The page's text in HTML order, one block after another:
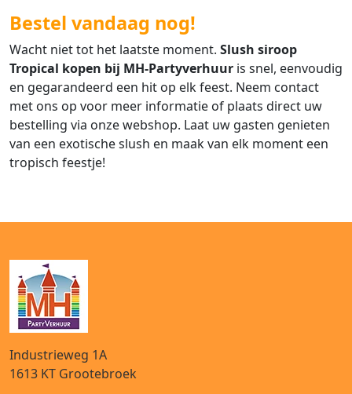
Bestel vandaag nog!
Wacht niet tot het laatste moment. Slush siroop
Tropical kopen bij MH-Partyverhuur is snel, eenvoudig
en gegarandeerd een hit op elk feest. Neem contact
met ons op voor meer informatie of plaats direct uw
bestelling via onze webshop. Laat uw gasten genieten
van een exotische slush en maak van elk moment een
tropisch feestje!
Industrieweg 1A
1613 KT Grootebroek